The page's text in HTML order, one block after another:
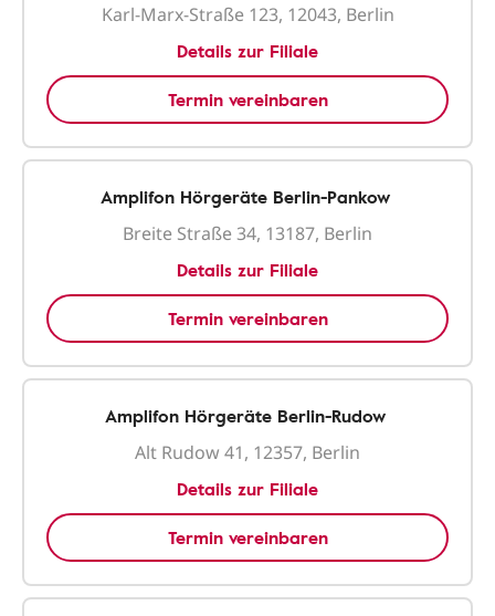
Karl-Marx-Straße 123, 12043, Berlin
Details zur Filiale
Termin vereinbaren
Amplifon Hörgeräte Berlin-Pankow
Breite Straße 34, 13187, Berlin
Details zur Filiale
Termin vereinbaren
Amplifon Hörgeräte Berlin-Rudow
Alt Rudow 41, 12357, Berlin
Details zur Filiale
Termin vereinbaren